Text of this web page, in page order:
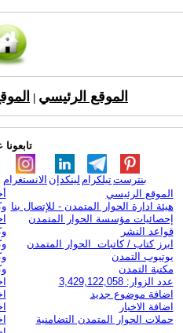
الموقع الرئيسي
الانستغرام لينكدإن تيلكرامبنترست
الموقع الرئيسي
هيئة ادارة الحوار المتمدن - للإتصال بنا
إحصائيات مؤسسة الحوار المتمدن
قواعد النشر
ابرز كتاب / كاتبات الحوار المتمدن
يوتيوب التمدن
مكتبة التمدن
عدد الزوار: 3,429,122,058
اضافة موضوع جديد
اضافة الاخبار
حملات الحوار المتمدن التضامنية